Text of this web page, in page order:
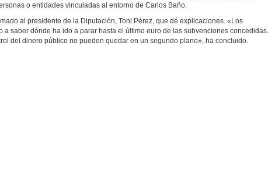
o entidades vinculadas al entorno de Carlos Baño.
al presidente de la Diputación, Toni Pérez, que dé explicaciones. «Los
a saber dónde ha ido a parar hasta el último euro de las subvenciones concedidas.
del dinero público no pueden quedar en un segundo plano», ha concluido.